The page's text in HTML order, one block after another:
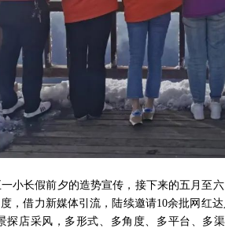
长假前夕的造势宣传，接下来的五月至六
，借力新媒体引流，陆续邀请10余批网红
探店采风，多形式、多角度、多平台、多